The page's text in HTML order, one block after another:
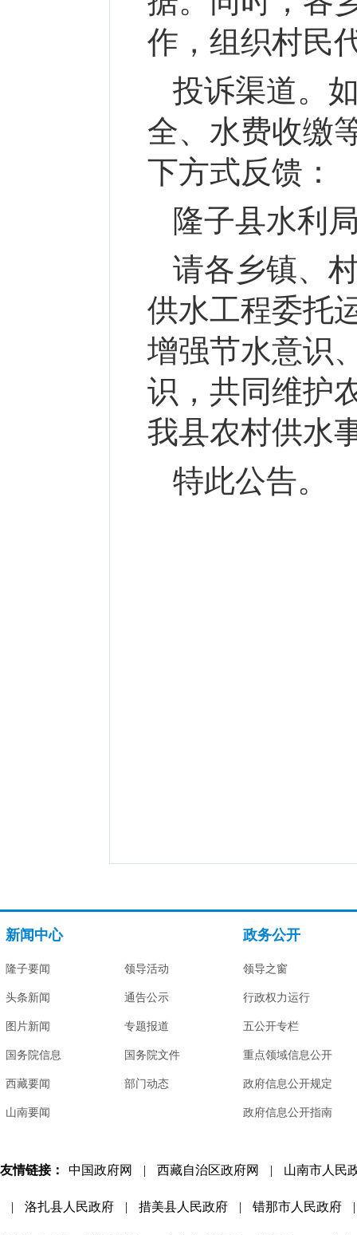
作，组织村民
投诉渠道。
全、水费收缴
下方式反馈：
隆子县水利
请各乡镇、
供水工程委托
增强节水意识
识，共同维护
我县农村供水
特此公告。
新闻中心
隆子要闻
头条新闻
图片新闻
国务院信息
西藏要闻
山南要闻
领导活动
通告公示
专题报道
国务院文件
部门动态
政务公开
领导之窗
行政权力运行
五公开专栏
重点领域信息公开
政府信息公开规定
政府信息公开指南
友情链接： 中国政府网 | 西藏自治区政府网 | 山南市人民
| 洛扎县人民政府 | 措美县人民政府 | 错那市人民政府 |